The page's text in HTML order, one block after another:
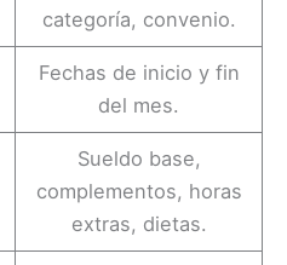
categoría, convenio.
Fechas de inicio y fin
del mes.
Sueldo base,
complementos, horas
extras, dietas.